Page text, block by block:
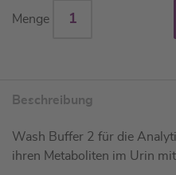
Menge
Beschreibung
Wash Buffer 2 für die
ihren Metaboliten im Urin